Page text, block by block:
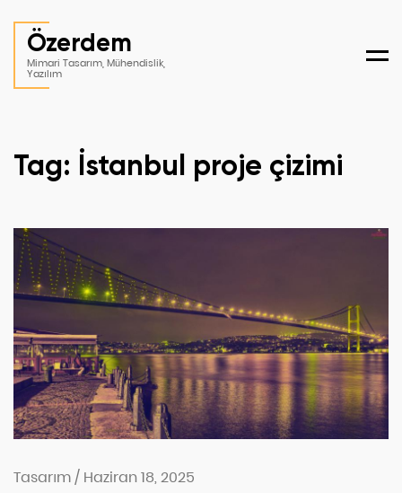
Özerdem
Mimari Tasarım, Mühendislik,
Yazılım
Tag: İstanbul proje çizimi
Tasarım/ Haziran 18, 2025